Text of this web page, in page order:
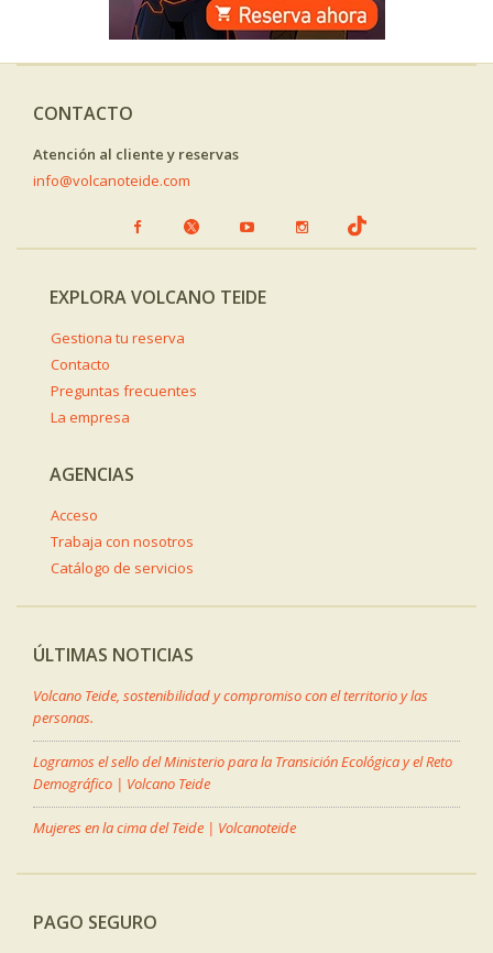
CONTACTO
Atención al cliente y reservas
info@volcanoteide.com
EXPLORA VOLCANO TEIDE
Gestiona tu reserva
Contacto
Preguntas frecuentes
La empresa
AGENCIAS
Acceso
Trabaja con nosotros
Catálogo de servicios
ÚLTIMAS NOTICIAS
Volcano Teide, sostenibilidad y compromiso con el territorio y las
personas.
Logramos el sello del Ministerio para la Transición Ecológica y el Reto
Demográfico | Volcano Teide
Mujeres en la cima del Teide | Volcanoteide
PAGO SEGURO